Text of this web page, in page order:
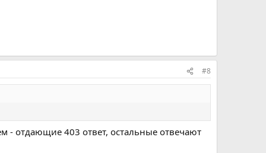
#8
- отдающие 403 ответ, остальные отвечают